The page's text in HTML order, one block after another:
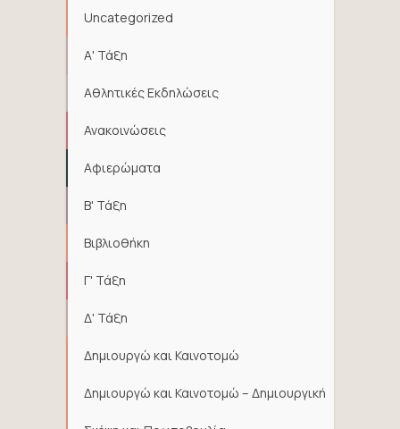
Uncategorized
Α' Τάξη
Αθλητικές Εκδηλώσεις
Ανακοινώσεις
Αφιερώματα
Β' Τάξη
Βιβλιοθήκη
Γ' Τάξη
Δ' Τάξη
Δημιουργώ και Καινοτομώ
Δημιουργώ και Καινοτομώ – Δημιουργική